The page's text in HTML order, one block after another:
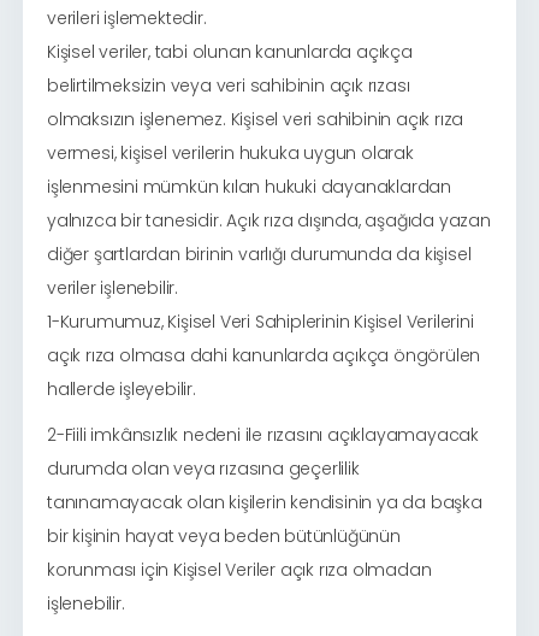
verileri işlemektedir.
Kişisel veriler, tabi olunan kanunlarda açıkça
belirtilmeksizin veya veri sahibinin açık rızası
olmaksızın işlenemez. Kişisel veri sahibinin açık rıza
vermesi, kişisel verilerin hukuka uygun olarak
işlenmesini mümkün kılan hukuki dayanaklardan
yalnızca bir tanesidir. Açık rıza dışında, aşağıda yazan
diğer şartlardan birinin varlığı durumunda da kişisel
veriler işlenebilir.
1-Kurumumuz, Kişisel Veri Sahiplerinin Kişisel Verilerini
açık rıza olmasa dahi kanunlarda açıkça öngörülen
hallerde işleyebilir.
2-Fiili imkânsızlık nedeni ile rızasını açıklayamayacak
durumda olan veya rızasına geçerlilik
tanınamayacak olan kişilerin kendisinin ya da başka
bir kişinin hayat veya beden bütünlüğünün
korunması için Kişisel Veriler açık rıza olmadan
işlenebilir.